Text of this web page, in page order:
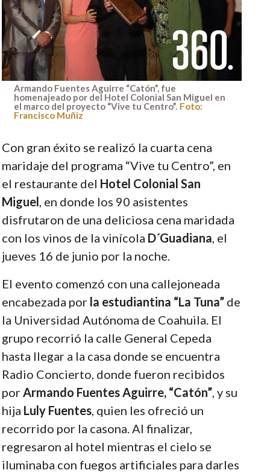
Armando Fuentes Aguirre “Catón”, fue
homenajeado por del Hotel Colonial San Miguel en
el marco del proyecto “Vive tu Centro”. Foto:
Francisco Muñiz
Con gran éxito se realizó la cuarta cena
maridaje del programa “Vive tu Centro”, en
el restaurante del Hotel Colonial San
Miguel, en donde los 90 asistentes
disfrutaron de una deliciosa cena maridada
con los vinos de la vinícola D´Guadiana, el
jueves 16 de junio por la noche.
El evento comenzó con una callejoneada
encabezada por la estudiantina “La Tuna”de
la Universidad Autónoma de Coahuila. El
grupo recorrió la calle General Cepeda
hasta llegar a la casa donde se encuentra
Radio Concierto, donde fueron recibidos
porArmando Fuentes Aguirre, “Catón”, y su
hija Luly Fuentes, quien les ofreció un
recorrido por la casona. Al finalizar,
regresaron al hotel mientras el cielo se
iluminaba con fuegos artificiales para darles